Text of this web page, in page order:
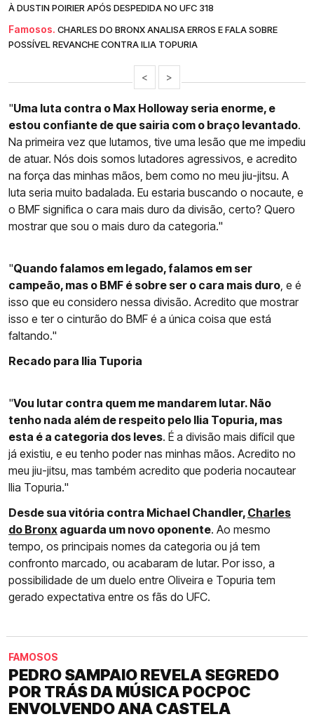
À DUSTIN POIRIER APÓS DESPEDIDA NO UFC 318
Famosos. CHARLES DO BRONX ANALISA ERROS E FALA SOBRE
POSSÍVEL REVANCHE CONTRA ILIA TOPURIA
< >
"Uma luta contra o Max Holloway seria enorme, e
estou confiante de que sairia com o braço levantado.
Na primeira vez que lutamos, tive uma lesão que me impediu
de atuar. Nós dois somos lutadores agressivos, e acredito
na força das minhas mãos, bem como no meu jiu-jitsu. A
luta seria muito badalada. Eu estaria buscando o nocaute, e
o BMF significa o cara mais duro da divisão, certo? Quero
mostrar que sou o mais duro da categoria."
"Quando falamos em legado, falamos em ser
campeão, mas o BMF é sobre ser o cara mais duro, e é
isso que eu considero nessa divisão. Acredito que mostrar
isso e ter o cinturão do BMF é a única coisa que está
faltando."
Recado para Ilia Tuporia
"Vou lutar contra quem me mandarem lutar. Não
tenho nada além de respeito pelo Ilia Topuria, mas
esta é a categoria dos leves. É a divisão mais difícil que
já existiu, e eu tenho poder nas minhas mãos. Acredito no
meu jiu-jitsu, mas também acredito que poderia nocautear
Ilia Topuria."
Desde sua vitória contra Michael Chandler, Charles
do Bronx aguarda um novo oponente. Ao mesmo
tempo, os principais nomes da categoria ou já tem
confronto marcado, ou acabaram de lutar. Por isso, a
possibilidade de um duelo entre Oliveira e Topuria tem
gerado expectativa entre os fãs do UFC.
FAMOSOS
PEDRO SAMPAIO REVELA SEGREDO
POR TRÁS DA MÚSICA POCPOC
ENVOLVENDO ANA CASTELA